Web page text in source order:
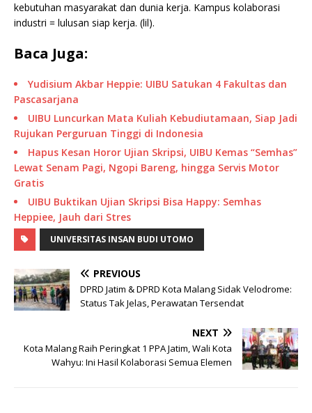
kebutuhan masyarakat dan dunia kerja. Kampus kolaborasi
industri = lulusan siap kerja. (lil).
Baca Juga:
Yudisium Akbar Heppie: UIBU Satukan 4 Fakultas dan
Pascasarjana
UIBU Luncurkan Mata Kuliah Kebudiutamaan, Siap Jadi
Rujukan Perguruan Tinggi di Indonesia
Hapus Kesan Horor Ujian Skripsi, UIBU Kemas “Semhas”
Lewat Senam Pagi, Ngopi Bareng, hingga Servis Motor
Gratis
UIBU Buktikan Ujian Skripsi Bisa Happy: Semhas
Heppiee, Jauh dari Stres
UNIVERSITAS INSAN BUDI UTOMO
PREVIOUS
DPRD Jatim & DPRD Kota Malang Sidak Velodrome:
Status Tak Jelas, Perawatan Tersendat
NEXT
Kota Malang Raih Peringkat 1 PPA Jatim, Wali Kota
Wahyu: Ini Hasil Kolaborasi Semua Elemen